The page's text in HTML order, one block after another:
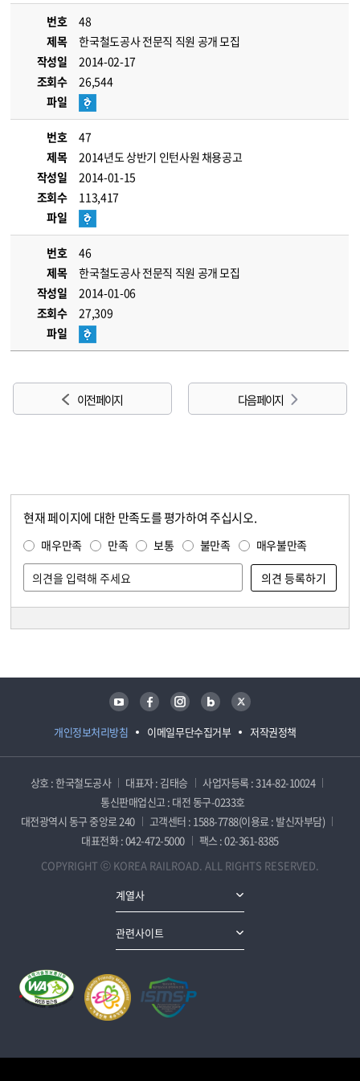
번호
48
제목
한국철도공사 전문직 직원 공개 모집
작성일
2014-02-17
조회수
26,544
파일
번호
47
제목
2014년도 상반기 인턴사원 채용공고
작성일
2014-01-15
조회수
113,417
파일
번호
46
제목
한국철도공사 전문직 직원 공개 모집
작성일
2014-01-06
조회수
27,309
파일
이전 페이지 다음 페이지
현재 페이지에 대한 만족도를 평가하여 주십시오.
매우만족 만족 보통 불만족 매우불만족
개인정보처리방침 이메일무단수집거부 저작권정책
유튜브 페이스북 인스타그램 블로그 트위터
상호 : 한국철도공사 대표자 : 김태승
사업자등록 : 314-82-10024
통신판매업신고 : 대전 동구-0233호
대전광역시 동구 중앙로 240
고객센터 : 1588-7788(이용료 : 발신자부담)
대표전화 : 042-472-5000
팩스 : 02-361-8385
COPYRIGHT ⓒ KOREA RAILROAD. ALL RIGHTS RESERVED.
계열사
관련사이트